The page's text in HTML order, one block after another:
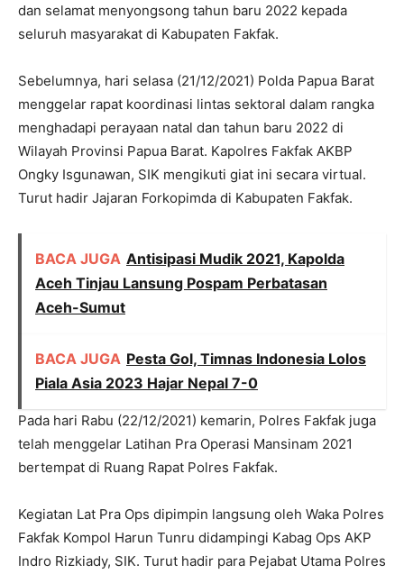
dan selamat menyongsong tahun baru 2022 kepada
seluruh masyarakat di Kabupaten Fakfak.
Sebelumnya, hari selasa (21/12/2021) Polda Papua Barat
menggelar rapat koordinasi lintas sektoral dalam rangka
menghadapi perayaan natal dan tahun baru 2022 di
Wilayah Provinsi Papua Barat. Kapolres Fakfak AKBP
Ongky Isgunawan, SIK mengikuti giat ini secara virtual.
Turut hadir Jajaran Forkopimda di Kabupaten Fakfak.
BACA JUGA Antisipasi Mudik 2021, Kapolda
Aceh Tinjau Lansung Pospam Perbatasan
Aceh-Sumut
BACA JUGA Pesta Gol, Timnas Indonesia Lolos
Piala Asia 2023 Hajar Nepal 7-0
Pada hari Rabu (22/12/2021) kemarin, Polres Fakfak juga
telah menggelar Latihan Pra Operasi Mansinam 2021
bertempat di Ruang Rapat Polres Fakfak.
Kegiatan Lat Pra Ops dipimpin langsung oleh Waka Polres
Fakfak Kompol Harun Tunru didampingi Kabag Ops AKP
Indro Rizkiady, SIK. Turut hadir para Pejabat Utama Polres